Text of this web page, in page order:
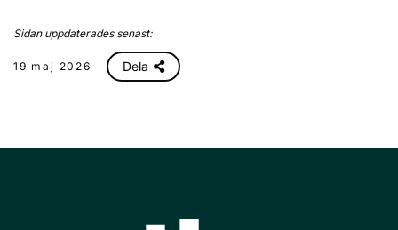
Sidan uppdaterades senast:
19 maj 2026 Dela